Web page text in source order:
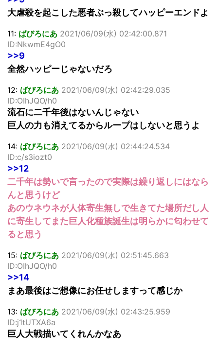
大虐殺を起こした悪者ぶっ殺してハッピーエンドよ
11: ばびろにあ 2021/06/09(水) 02:42:00.871
ID:NkwmE4gO0
>>9
全然ハッピーじゃないだろ
12: ばびろにあ 2021/06/09(水) 02:42:29.035
ID:OIhJQO/h0
流石に二千年後はないんじゃない
巨人の力も消えてるからループはしないと思うよ
14: ばびろにあ 2021/06/09(水) 02:44:24.534
ID:c/s3iozt0
>>12
二千年は勢いで言ったので実際は繰り返しにはなら
んと思うけど
あのウネウネが人体寄生無しで生きてた場所だし人
に寄生してまた巨人化種族誕生は明らかに匂わせて
ると思う
15: ばびろにあ 2021/06/09(水) 02:51:45.663
ID:OIhJQO/h0
>>14
まあ最後はご想像にお任せしますって感じか
13: ばびろにあ 2021/06/09(水) 02:43:25.959
ID:j1tUTXA6a
巨人大戦描いてくれんかなあ